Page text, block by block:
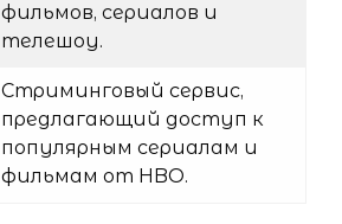
фильмов, сериалов и
телешоу.
Стриминговый сервис,
предлагающий доступ к
популярным сериалам и
фильмам от HBO.